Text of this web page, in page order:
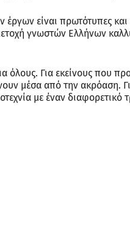
έργων είναι πρωτότυπες
γνωστών Ελλήνων
όλους. Για εκείνους που
μέσα από την ακρόαση.
με έναν διαφορετικό